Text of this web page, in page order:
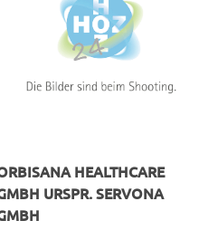
HEALTHCARE
URSPR. SERVONA